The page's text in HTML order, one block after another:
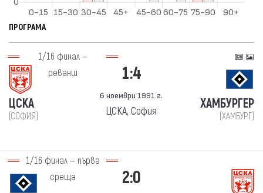
ПРОГРАМА
1/16 финал —
реванш
ЦСКА
(СОФИЯ)
1:4
6 ноември 1991 г.
ЦСКА, София ХАМБУРГЕР
(ХАМБУРГ)
1/16 финал — първа
среща
2:0